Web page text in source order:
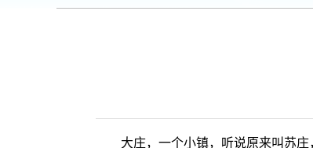
大庄，一个小镇，听说原来叫苏